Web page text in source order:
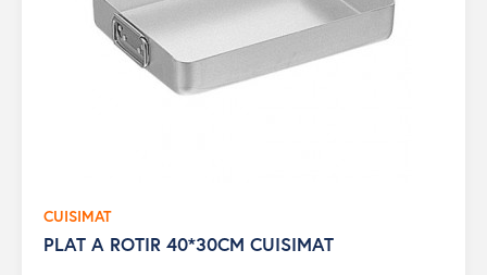
CUISIMAT
PLAT A ROTIR 40*30CM CUISIMAT